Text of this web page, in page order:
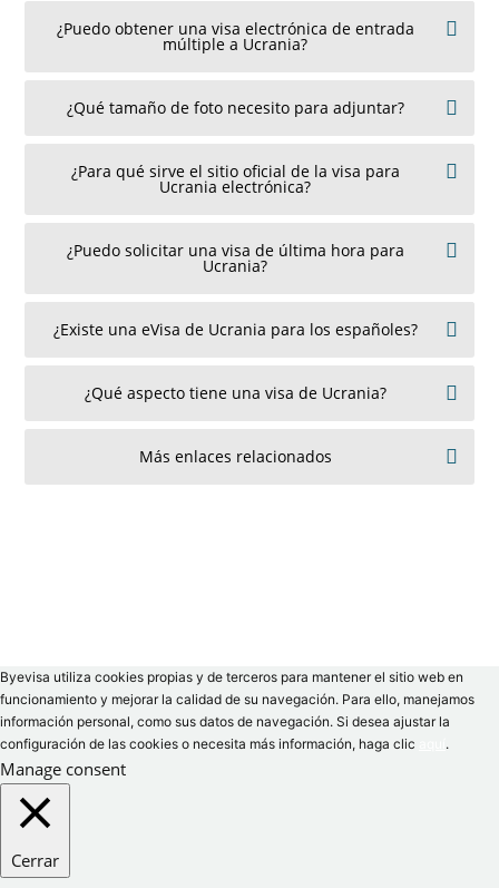
¿Puedo obtener una visa electrónica de entrada
múltiple a Ucrania?
¿Qué tamaño de foto necesito para adjuntar?
¿Para qué sirve el sitio oficial de la visa para
Ucrania electrónica?
¿Puedo solicitar una visa de última hora para
Ucrania?
¿Existe una eVisa de Ucrania para los españoles?
¿Qué aspecto tiene una visa de Ucrania?
Más enlaces relacionados
Byevisa utiliza cookies propias y de terceros para mantener el sitio web en
funcionamiento y mejorar la calidad de su navegación. Para ello, manejamos
información personal, como sus datos de navegación. Si desea ajustar la
configuración de las cookies o necesita más información, haga clic
.
Manage consent
Cerrar